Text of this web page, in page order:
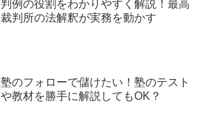
判例の役割をわかりやすく解説！最高
裁判所の法解釈が実務を動かす
塾のフォローで儲けたい！塾のテスト
や教材を勝手に解説してもOK？